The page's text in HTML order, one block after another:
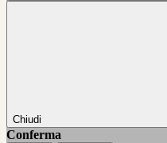
Chiudi
Conferma